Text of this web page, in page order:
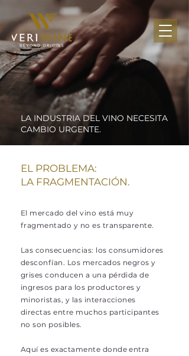
LA INDUSTRIA DEL VINO NECESITA
CAMBIO URGENTE.
EL PROBLEMA:
LA FRAGMENTACIÓN.
El mercado del vino está muy
fragmentado y no es transparente.
Las consecuencias: los consumidores
desconfían. Los mercados negros y
grises conducen a una pérdida de
ingresos para los productores y
minoristas, y las interacciones
directas entre muchos participantes
no son posibles.
Aquí es exactamente donde entra